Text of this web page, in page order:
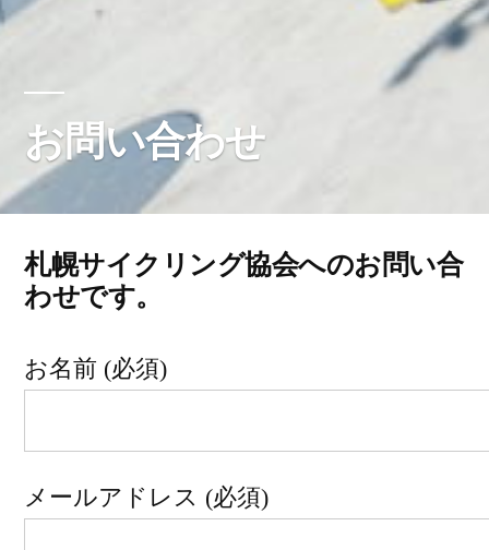
お問い合わせ
札幌サイクリング協会へのお問い合
わせです。
お名前 (必須)
メールアドレス (必須)